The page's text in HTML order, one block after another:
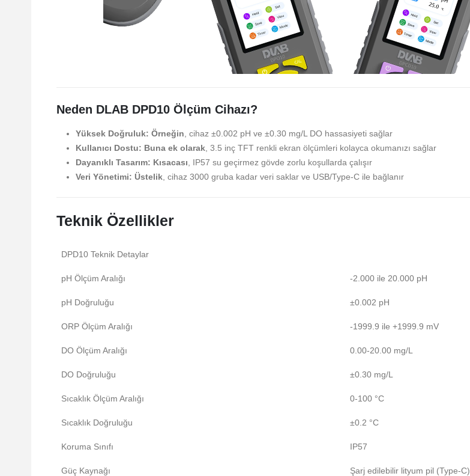
Neden DLAB DPD10 Ölçüm Cihazı?
Yüksek Doğruluk: Örneğin , cihaz ±0.002 pH ve ±0.30 mg/L DO hassasiyeti sağlar
Kullanıcı Dostu: Buna ek olarak , 3.5 inç TFT renkli ekran ölçümleri kolayca okumanızı sağlar
Dayanıklı Tasarım: Kısacası , IP57 su geçirmez gövde zorlu koşullarda çalışır
Veri Yönetimi: Üstelik , cihaz 3000 gruba kadar veri saklar ve USB/Type-C ile bağlanır
Teknik Özellikler
DPD10 Teknik Detaylar
pH Ölçüm Aralığı -2.000 ile 20.000 pH
pH Doğruluğu ±0.002 pH
ORP Ölçüm Aralığı -1999.9 ile +1999.9 mV
DO Ölçüm Aralığı 0.00-20.00 mg/L
DO Doğruluğu ±0.30 mg/L
Sıcaklık Ölçüm Aralığı 0-100 °C
Sıcaklık Doğruluğu ±0.2 °C
Koruma Sınıfı IP57
Güç Kaynağı Şarj edilebilir lityum pil (Type-C)